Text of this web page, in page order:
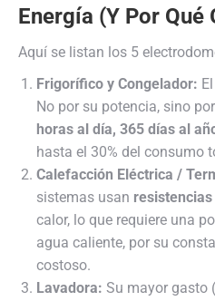
Energía (Y Por Qué
Aquí se listan los 5
Frigorífico y Congelador:
No por su potencia, sino
horas al día, 365 días al
hasta el 30% del consumo
Calefacción Eléctrica /
sistemas usan
calor, lo que requiere una
agua caliente, por su
costoso.
Lavadora: Su mayor gasto